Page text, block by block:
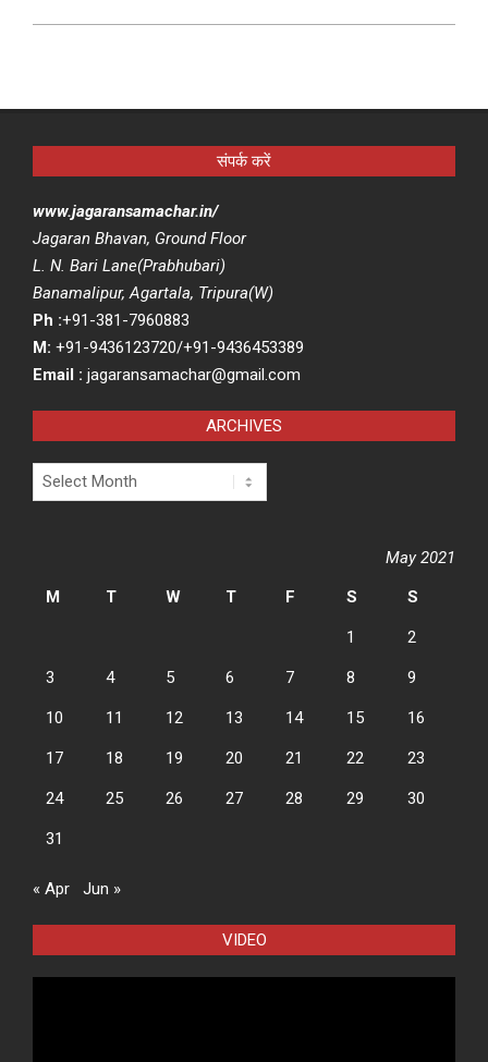
संपर्क करें
www.jagaransamachar.in/
Jagaran Bhavan, Ground Floor
L. N. Bari Lane(Prabhubari)
Banamalipur, Agartala, Tripura(W)
Ph :+91-381-7960883
M: +91-9436123720/+91-9436453389
Email : jagaransamachar@gmail.com
ARCHIVES
Archives
May 2021
M
T W T F S S
1 2
3 4 5 6 7 8 9
10 11 12 13 14 15 16
17 18 19 20 21 22 23
24 25 26 27 28 29 30
31
« Apr Jun »
VIDEO